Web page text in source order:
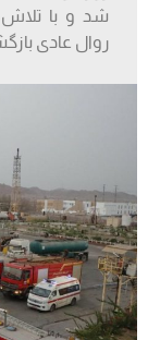
شد و با
روال عادی